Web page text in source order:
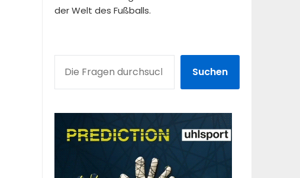
der Welt des Fußballs.
Suchen